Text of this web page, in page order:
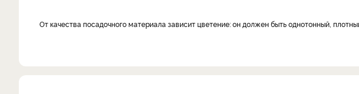
От качества посадочного материала зависит цветение: он должен быть однотонный,